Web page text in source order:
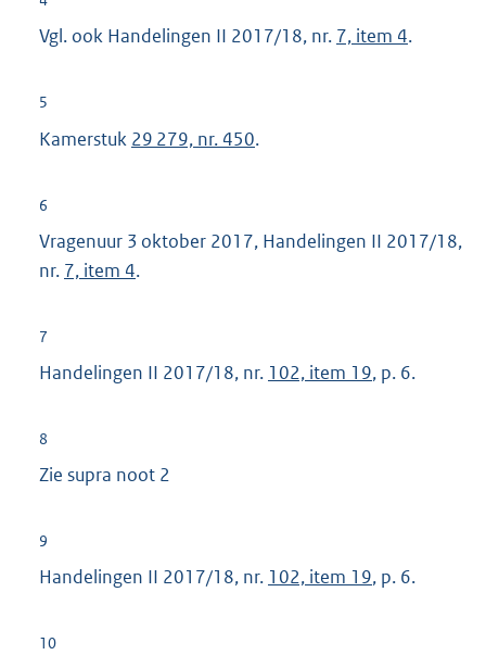
l
:
Vgl. ook Handelingen II 2017/18, nr. 7, item 4.
5
Kamerstuk 29 279, nr. 450.
6
Vragenuur 3 oktober 2017, Handelingen II 2017/18,
nr. 7, item 4.
7
Handelingen II 2017/18, nr. 102, item 19, p. 6.
8
Zie supra noot 2
9
Handelingen II 2017/18, nr. 102, item 19, p. 6.
10